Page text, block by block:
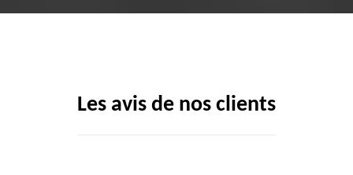
Les avis de nos clients